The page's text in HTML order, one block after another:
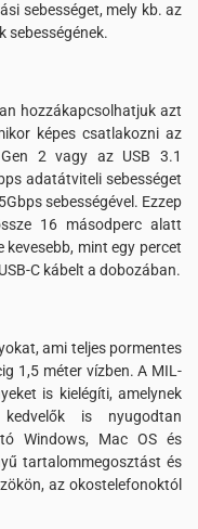
sebességet, mely kb. az
sebességének.
hozzákapcsolhatjuk azt
képes csatlakozni az
2 vagy az USB 3.1
adatátviteli sebességet
sebességével. Ezzep
16 másodperc alatt
mint egy percet
C kábelt a dobozában.
ami teljes pormentes
1,5 méter vízben. A MIL-
is kielégíti, amelynek
is nyugodtan
Windows, Mac OS és
tartalommegosztást és
az okostelefonoktól